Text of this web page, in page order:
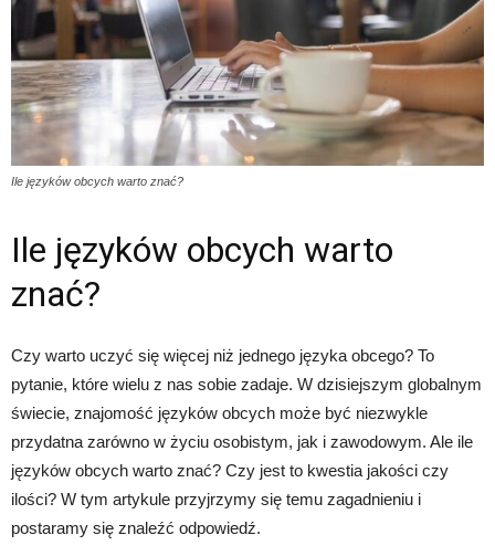
Ile języków obcych warto znać?
Ile języków obcych warto
znać?
Czy warto uczyć się więcej niż jednego języka obcego? To
pytanie, które wielu z nas sobie zadaje. W dzisiejszym globalnym
świecie, znajomość języków obcych może być niezwykle
przydatna zarówno w życiu osobistym, jak i zawodowym. Ale ile
języków obcych warto znać? Czy jest to kwestia jakości czy
ilości? W tym artykule przyjrzymy się temu zagadnieniu i
postaramy się znaleźć odpowiedź.